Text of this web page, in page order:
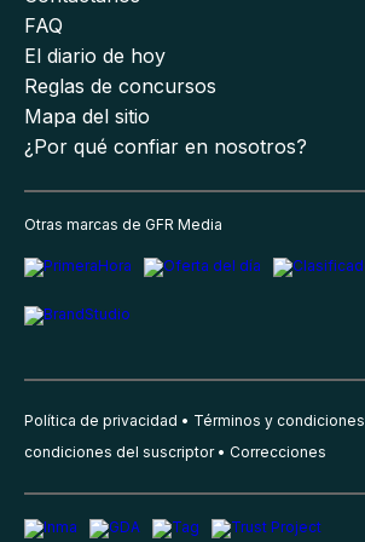
FAQ
El diario de hoy
Reglas de concursos
Mapa del sitio
¿Por qué confiar en nosotros?
Otras marcas de GFR Media
Política de privacidad Términos y condiciones
condiciones del suscriptor
Correcciones